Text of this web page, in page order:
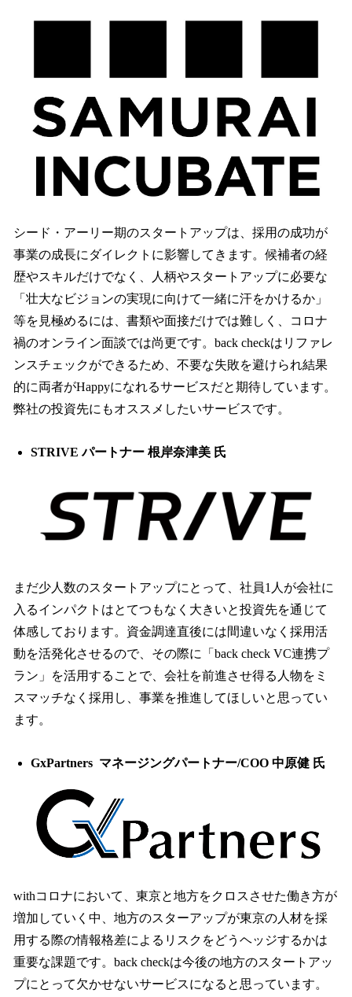
シード・アーリー期のスタートアップは、採用の成功が
事業の成長にダイレクトに影響してきます。候補者の経
歴やスキルだけでなく、人柄やスタートアップに必要な
「壮大なビジョンの実現に向けて一緒に汗をかけるか」
等を見極めるには、書類や面接だけでは難しく、コロナ
禍のオンライン面談では尚更です。back checkはリファレ
ンスチェックができるため、不要な失敗を避けられ結果
的に両者がHappyになれるサービスだと期待しています。
弊社の投資先にもオススメしたいサービスです。
STRIVE パートナー 根岸奈津美 氏
まだ少人数のスタートアップにとって、社員1人が会社に
入るインパクトはとてつもなく大きいと投資先を通じて
体感しております。資金調達直後には間違いなく採用活
動を活発化させるので、その際に「back check VC連携プ
ラン」を活用することで、会社を前進させ得る人物をミ
スマッチなく採用し、事業を推進してほしいと思ってい
ます。
GxPartners マネージングパートナー/COO 中原健 氏
withコロナにおいて、東京と地方をクロスさせた働き方が
増加していく中、地方のスターアップが東京の人材を採
用する際の情報格差によるリスクをどうヘッジするかは
重要な課題です。back checkは今後の地方のスタートアッ
プにとって欠かせないサービスになると思っています。